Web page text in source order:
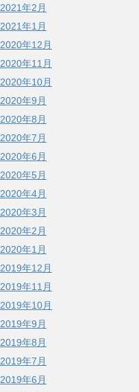
2021年2月
2021年1月
2020年12月
2020年11月
2020年10月
2020年9月
2020年8月
2020年7月
2020年6月
2020年5月
2020年4月
2020年3月
2020年2月
2020年1月
2019年12月
2019年11月
2019年10月
2019年9月
2019年8月
2019年7月
2019年6月